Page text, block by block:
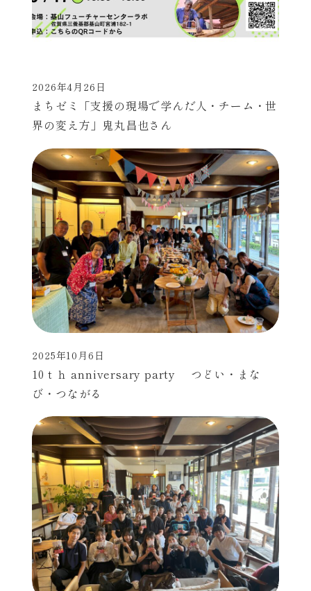
まちゼミ「支援の現場で学んだ人・チーム・世
界の変え方」鬼丸昌也さん
投稿日
2026年4月26日
10ｔｈ anniversary party つどい・まな
び・つながる
投稿日
2025年10月6日